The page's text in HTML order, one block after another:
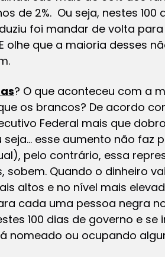
de 2%. Ou seja, nestes
foi mandar de volta
olhe que a maioria desses
? O que aconteceu com a
os brancos? De acordo
Federal mais que
seja… esse aumento não
pelo contrário, essa
sobem. Quando o dinheiro
altos e no nível mais
cada uma pessoa negra
100 dias de governo e
nomeado ou ocupando